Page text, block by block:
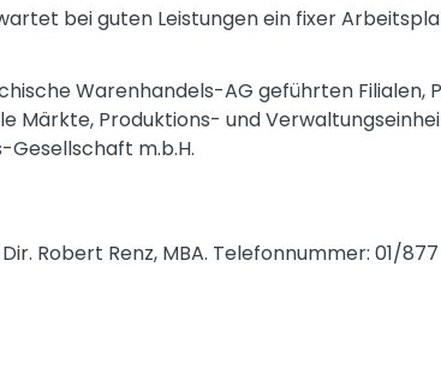
bei guten Leistungen ein fixer
Warenhandels-AG geführten Filialen,
Märkte, Produktions- und
Gesellschaft m.b.H.
Robert Renz, MBA. Telefonnummer: 01/877